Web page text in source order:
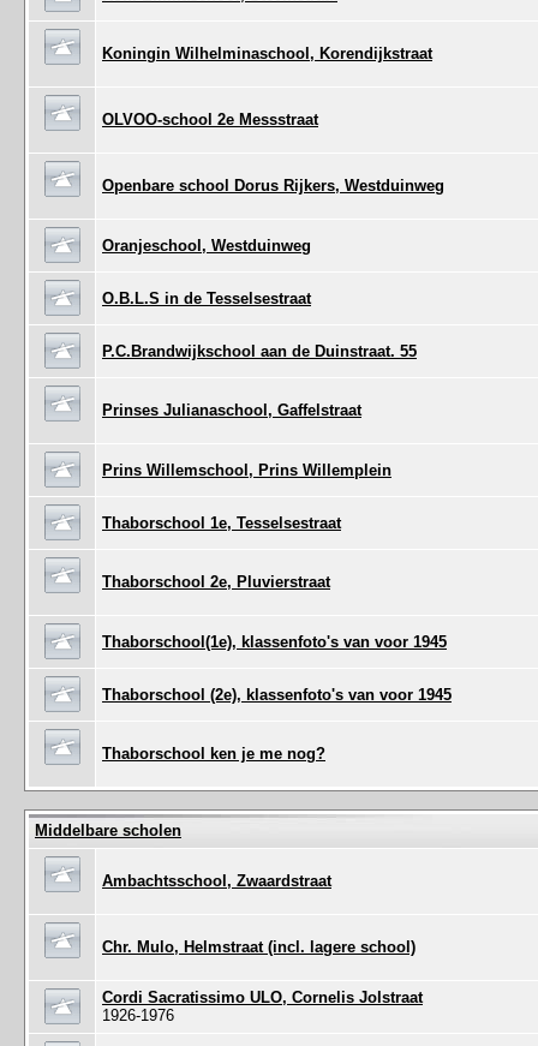
Koningin Wilhelminaschool, Korendijkstraat
OLVOO-school 2e Messstraat
Openbare school Dorus Rijkers, Westduinweg
Oranjeschool, Westduinweg
O.B.L.S in de Tesselsestraat
P.C.Brandwijkschool aan de Duinstraat. 55
Prinses Julianaschool, Gaffelstraat
Prins Willemschool, Prins Willemplein
Thaborschool 1e, Tesselsestraat
Thaborschool 2e, Pluvierstraat
Thaborschool(1e), klassenfoto's van voor 1945
Thaborschool (2e), klassenfoto's van voor 1945
Thaborschool ken je me nog?
Middelbare scholen
Ambachtsschool, Zwaardstraat
Chr. Mulo, Helmstraat (incl. lagere school)
Cordi Sacratissimo ULO, Cornelis Jolstraat
1926-1976